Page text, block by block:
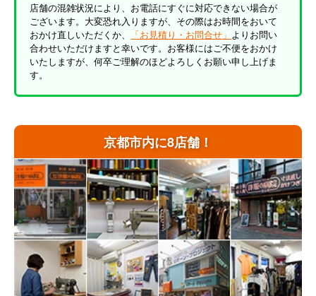
京都市内に8店舗！
店舗の混雑状況により、お電話にすぐに対応できない場合が
ございます。大変恐れ入りますが、その際はお時間をおいて
おかけ直しいただくか、
「お見積り・お問合せ」 よりお問い
合わせいただけますと幸いです。お客様にはご不便をおかけ
いたしますが、何卒ご理解のほどよろしくお願い申し上げま
す。